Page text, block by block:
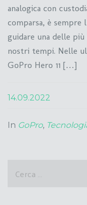
analogica con
comparsa, è
guidare una delle
nostri tempi. Nelle
GoPro Hero 11 […]
14.09.2022
In GoPro,